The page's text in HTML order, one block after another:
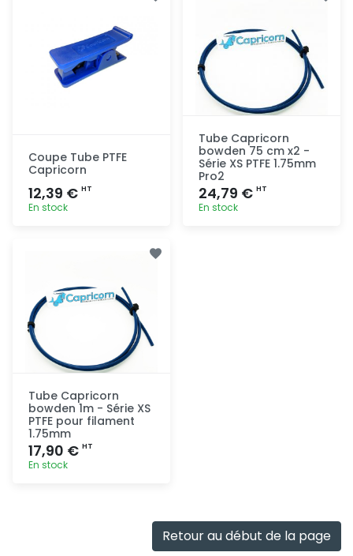
Coupe Tube PTFE
Capricorn
12,39 € HT
En stock
Tube Capricorn
bowden 75 cm x2 -
Série XS PTFE 1.75mm
Pro2
24,79 € HT
En stock
Tube Capricorn
bowden 1m - Série XS
PTFE pour filament
1.75mm
17,90 € HT
En stock
Retour au début de la page